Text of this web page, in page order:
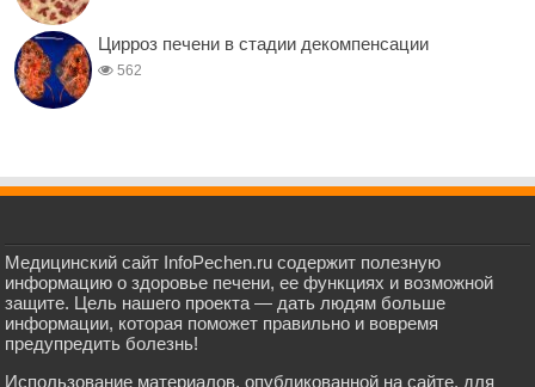
Цирроз печени в стадии декомпенсации
562
Медицинский сайт InfoPechen.ru содержит полезную
информацию о здоровье печени, ее функциях и возможной
защите. Цель нашего проекта — дать людям больше
информации, которая поможет правильно и вовремя
предупредить болезнь!
Использование материалов, опубликованной на сайте, для